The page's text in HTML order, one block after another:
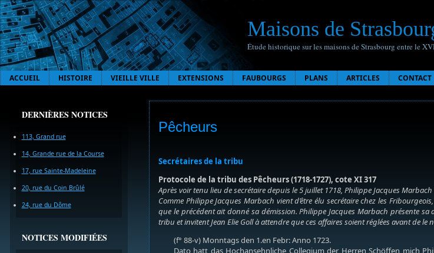
Maisons de
Étude historique sur les maisons de Strasbourg entre le
ACCUEIL HISTOIRE VIEILLE VILLE EXTENSIONS FAUBOURGS PLANS ARTICLES CONTACT
DERNIÈRES NOTICES
113, Grand rue
14, Grande rue de la Course
17, rue Sainte-Madeleine
20, rue du Coin Brûlé
24, rue du Dôme
NOTICES MODIFIÉES
Pêcheurs
Secrétaires de la tribu
Protocole de la tribu des Pêcheurs (1718-1727), cote XI 317
Après voir tenu lieu de secrétaire depuis le 5 juillet 1718, Philippe Jacques
Comme Philippe Jacques Marbach vient d’être élu secrétaire chez les
que le précédent ait donné sa démission. Philippe Jacques Marbach présente
tribu et invitent Jean Elie Goll à attendre que ces affaires soient réglées avant de le
(f° 88-v) Monntags den 1.en Febr: Anno 1723.
Dato hatt das Hochansehnliche Collegium der Herren Schöffen mich